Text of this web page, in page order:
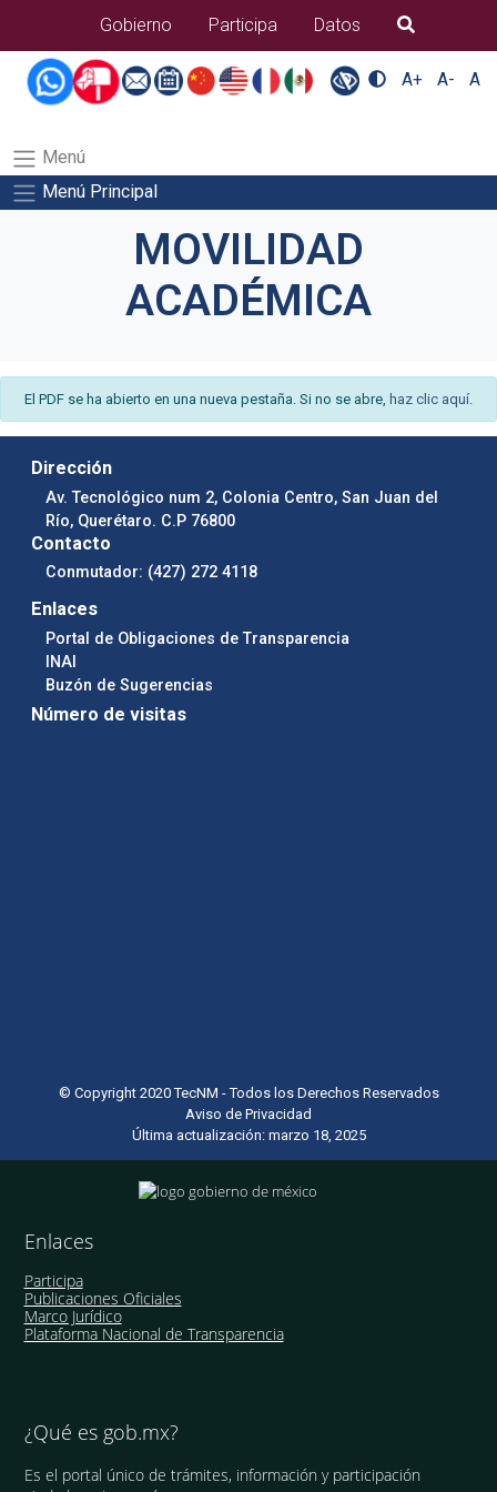
Gobierno Participa Datos B�squeda
A+ A- A
Menú
Menú Principal
MOVILIDAD
ACADÉMICA
El PDF se ha abierto en una nueva pestaña. Si no se abre, haz clic aquí.
Dirección
Av. Tecnológico num 2, Colonia Centro, San Juan del
Río, Querétaro. C.P 76800
Contacto
Conmutador: (427) 272 4118
Enlaces
Portal de Obligaciones de Transparencia
INAI
Buzón de Sugerencias
Número de visitas
© Copyright 2020 TecNM - Todos los Derechos Reservados
Aviso de Privacidad
Última actualización: marzo 18, 2025
Enlaces
Participa
Publicaciones Oficiales
Marco Jurídico
Plataforma Nacional de Transparencia
¿Qué es gob.mx?
Es el portal único de trámites, información y participación